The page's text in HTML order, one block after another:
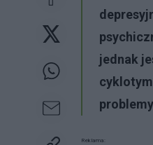
jednak
Reklama: